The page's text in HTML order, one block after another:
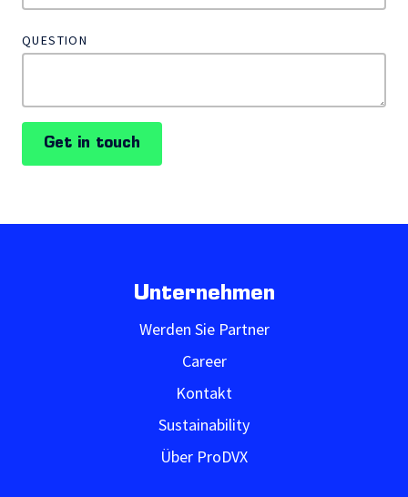
QUESTION
Get in touch
Unternehmen
Werden Sie Partner
Career
Kontakt
Sustainability
Über ProDVX